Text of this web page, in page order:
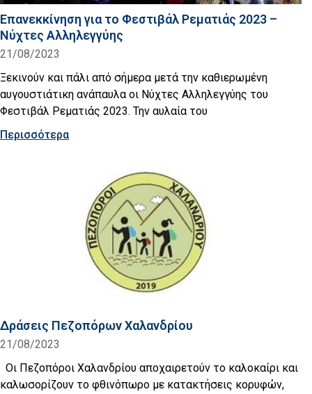
Επανεκκίνηση για το Φεστιβάλ Ρεματιάς 2023 –
Νύχτες Αλληλεγγύης
21/08/2023
Ξεκινούν και πάλι από σήμερα μετά την καθιερωμένη
αυγουστιάτικη ανάπαυλα οι Νύχτες Αλληλεγγύης του
Φεστιβάλ Ρεματιάς 2023. Την αυλαία του
Περισσότερα
Δράσεις Πεζοπόρων Χαλανδρίου
21/08/2023
Οι Πεζοπόροι Χαλανδρίου αποχαιρετούν το καλοκαίρι και
καλωσορίζουν το φθινόπωρο με κατακτήσεις κορυφών,